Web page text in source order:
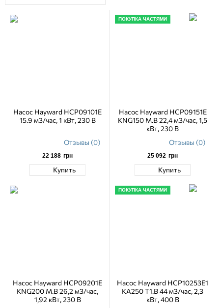
Насос Hayward HCP09101E
15.9 м3/час, 1 кВт, 230 В
Отзывы (0)
22 188 грн
Купить
ПОКУПКА ЧАСТЯМИ
Насос Hayward HCP09151E
KNG150 M.B 22,4 м3/час, 1,5
кВт, 230 В
Отзывы (0)
25 092 грн
Купить
Насос Hayward HCP09201E
KNG200 M.B 26,2 м3/час,
1,92 кВт, 230 В
ПОКУПКА ЧАСТЯМИ
Насос Hayward HCP10253E1
KA250 T1.B 44 м3/час, 2,3
кВт, 400 В